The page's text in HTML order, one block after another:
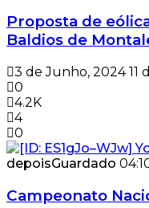
Proposta de
Baldios de
3 de Junho, 2024 11
0
4.2K
4
0
depoisGuardado
Campeonato